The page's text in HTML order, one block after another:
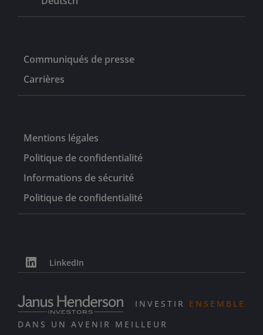
Communiqués de presse
Carrières
Mentions légales
Politique de confidentialité
Informations de sécurité
Politique de confidentialité
LinkedIn
INVESTIR ENSEMBLE
DANS UN AVENIR MEILLEUR